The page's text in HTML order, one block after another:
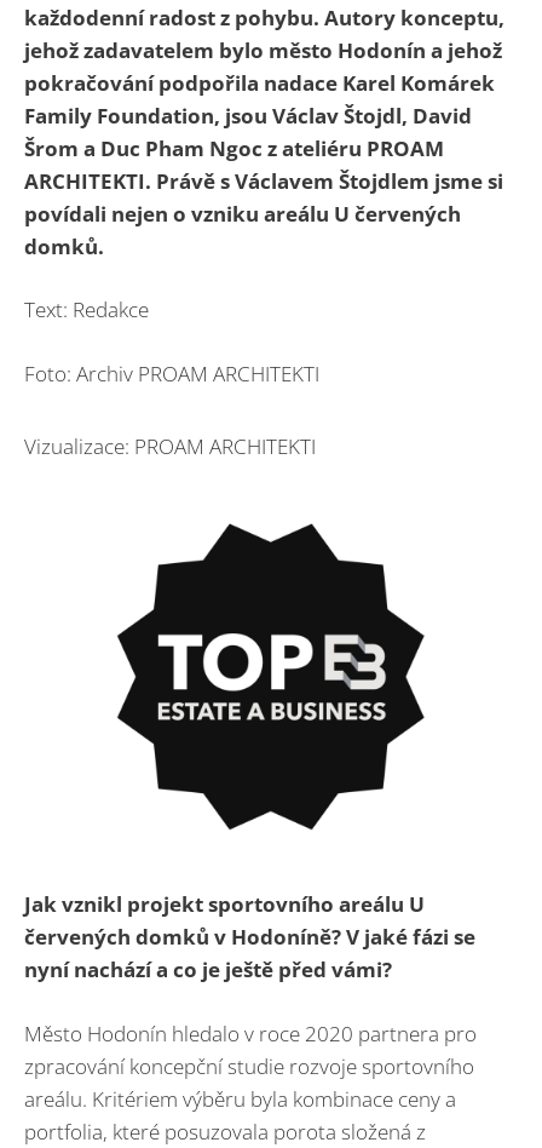
každodenní radost z pohybu. Autory konceptu,
jehož zadavatelem bylo město Hodonín a jehož
pokračování podpořila nadace Karel Komárek
Family Foundation, jsou Václav Štojdl, David
Šrom a Duc Pham Ngoc z ateliéru PROAM
ARCHITEKTI. Právě s Václavem Štojdlem jsme si
povídali nejen o vzniku areálu U červených
domků.
Text: Redakce
Foto: Archiv PROAM ARCHITEKTI
Vizualizace: PROAM ARCHITEKTI
Jak vznikl projekt sportovního areálu U
červených domků v Hodoníně? V jaké fázi se
nyní nachází a co je ještě před vámi?
Město Hodonín hledalo v roce 2020 partnera pro
zpracování koncepční studie rozvoje sportovního
areálu. Kritériem výběru byla kombinace ceny a
portfolia, které posuzovala porota složená z